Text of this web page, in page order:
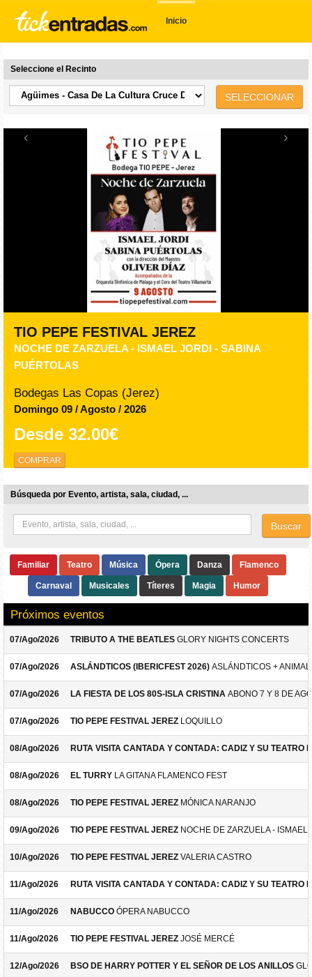
Inicio
Seleccione el Recinto
SELECCIONAR
‹ ›
TIO PEPE FESTIVAL JEREZ
NOCHE DE ZARZUELA - ISMAEL JORDI - SABINA
PUÉRTOLAS
Bodegas Las Copas (Jerez)
Domingo 09 / Agosto / 2026
Desde 32.00€
COMPRAR
Búsqueda por Evento, artista, sala, ciudad, ...
Buscar
Familiar Teatro Música Ópera Danza Flamenco
Carnaval Musicales Títeres Magia Humor
Próximos eventos
07/Ago/2026 TRIBUTO A THE BEATLES GLORY NIGHTS CONCERTS
07/Ago/2026 ASLÁNDTICOS (IBERICFEST 2026) ASLÁNDTICOS +
07/Ago/2026 LA FIESTA DE LOS 80S-ISLA CRISTINA ABONO 7 Y 8 DE
07/Ago/2026 TIO PEPE FESTIVAL JEREZ LOQUILLO
08/Ago/2026 RUTA VISITA CANTADA Y CONTADA: CADIZ Y SU TEATRO
08/Ago/2026 EL TURRY LA GITANA FLAMENCO FEST
08/Ago/2026 TIO PEPE FESTIVAL JEREZ MÓNICA NARANJO
09/Ago/2026 TIO PEPE FESTIVAL JEREZ NOCHE DE ZARZUELA -
10/Ago/2026 TIO PEPE FESTIVAL JEREZ VALERIA CASTRO
11/Ago/2026 RUTA VISITA CANTADA Y CONTADA: CADIZ Y SU TEATRO
11/Ago/2026 NABUCCO ÓPERA NABUCCO
11/Ago/2026 TIO PEPE FESTIVAL JEREZ JOSÉ MERCÉ
12/Ago/2026 BSO DE HARRY POTTER Y EL SEÑOR DE LOS ANILLOS